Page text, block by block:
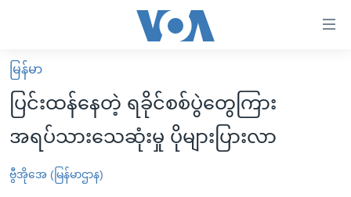
လွယ်ကူ
စေ
များ
မူလစာမျက်နှာ
မြန်မာ
ကမ္ဘာ့သတင်းများ
နိုင်ငံတကာ
ဗွီဒီယို
မြန်မာ
ပြင်းထန်နေတဲ့ ရခိုင်စစ်ပွဲတွေကြား
အရပ်သားသေဆုံးမှု ပိုများပြားလာ
ဗွီအိုအေ (မြန်မာဌာန)